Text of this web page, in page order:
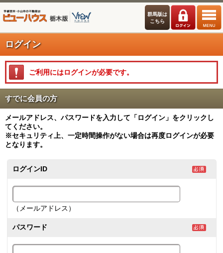
群馬版は
こちら
ログイン
ご利用にはログインが必要です。
すでに会員の方
メールアドレス、パスワードを入力して「ログイン」をクリックし
てください。
※セキュリティ上、一定時間操作がない場合は再度ログインが必要
となります。
ログインID
（メールアドレス）
パスワード